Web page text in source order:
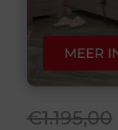
MEER
€1.195,00